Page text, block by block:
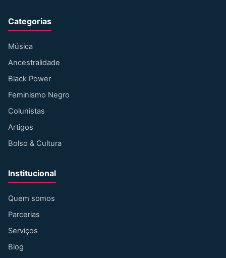
Categorias
Música
Ancestralidade
Black Power
Feminismo Negro
Colunistas
Artigos
Bolso & Cultura
Institucional
Quem somos
Parcerias
Serviços
Blog